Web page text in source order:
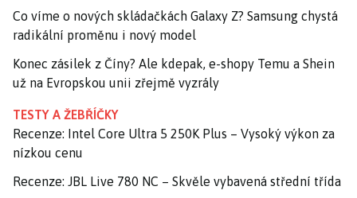
Co víme o nových skládačkách Galaxy Z? Samsung chystá
radikální proměnu i nový model
Konec zásilek z Číny? Ale kdepak, e-shopy Temu a Shein
už na Evropskou unii zřejmě vyzrály
TESTY A ŽEBŘÍČKY
Recenze: Intel Core Ultra 5 250K Plus – Vysoký výkon za
nízkou cenu
Recenze: JBL Live 780 NC – Skvěle vybavená střední třída